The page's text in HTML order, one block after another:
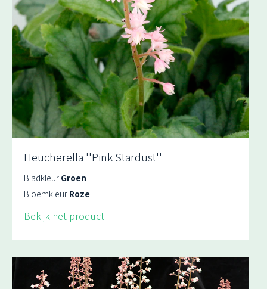
Heucherella ''Pink Stardust''
Bladkleur Groen
Bloemkleur Roze
Bekijk het product